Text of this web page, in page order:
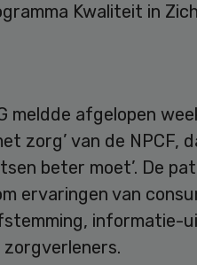
Kwaliteit in
meldde afgelopen
zorg’ van de NPCF,
beter moet’. De
ervaringen van
informatie-